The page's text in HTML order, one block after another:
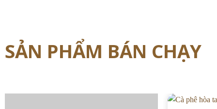
SẢN PHẨM BÁN CHẠY